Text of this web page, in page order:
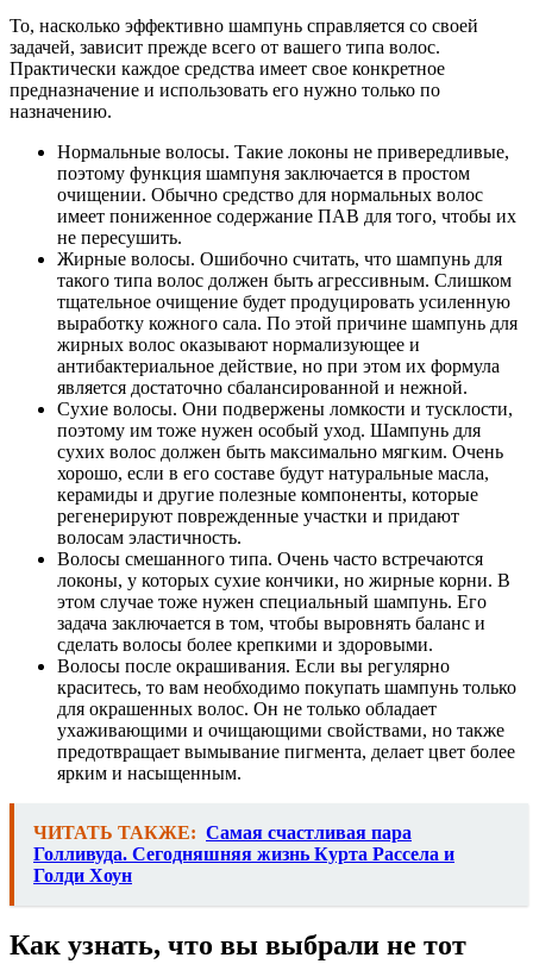
То, насколько эффективно шампунь справляется со своей
задачей, зависит прежде всего от вашего типа волос.
Практически каждое средства имеет свое конкретное
предназначение и использовать его нужно только по
назначению.
Нормальные волосы. Такие локоны не привередливые,
поэтому функция шампуня заключается в простом
очищении. Обычно средство для нормальных волос
имеет пониженное содержание ПАВ для того, чтобы их
не пересушить.
Жирные волосы. Ошибочно считать, что шампунь для
такого типа волос должен быть агрессивным. Слишком
тщательное очищение будет продуцировать усиленную
выработку кожного сала. По этой причине шампунь для
жирных волос оказывают нормализующее и
антибактериальное действие, но при этом их формула
является достаточно сбалансированной и нежной.
Сухие волосы. Они подвержены ломкости и тусклости,
поэтому им тоже нужен особый уход. Шампунь для
сухих волос должен быть максимально мягким. Очень
хорошо, если в его составе будут натуральные масла,
керамиды и другие полезные компоненты, которые
регенерируют поврежденные участки и придают
волосам эластичность.
Волосы смешанного типа. Очень часто встречаются
локоны, у которых сухие кончики, но жирные корни. В
этом случае тоже нужен специальный шампунь. Его
задача заключается в том, чтобы выровнять баланс и
сделать волосы более крепкими и здоровыми.
Волосы после окрашивания. Если вы регулярно
краситесь, то вам необходимо покупать шампунь только
для окрашенных волос. Он не только обладает
ухаживающими и очищающими свойствами, но также
предотвращает вымывание пигмента, делает цвет более
ярким и насыщенным.
ЧИТАТЬ ТАКЖЕ: Самая счастливая пара
Голливуда. Сегодняшняя жизнь Курта Рассела и
Голди Хоун
Как узнать, что вы выбрали не тот